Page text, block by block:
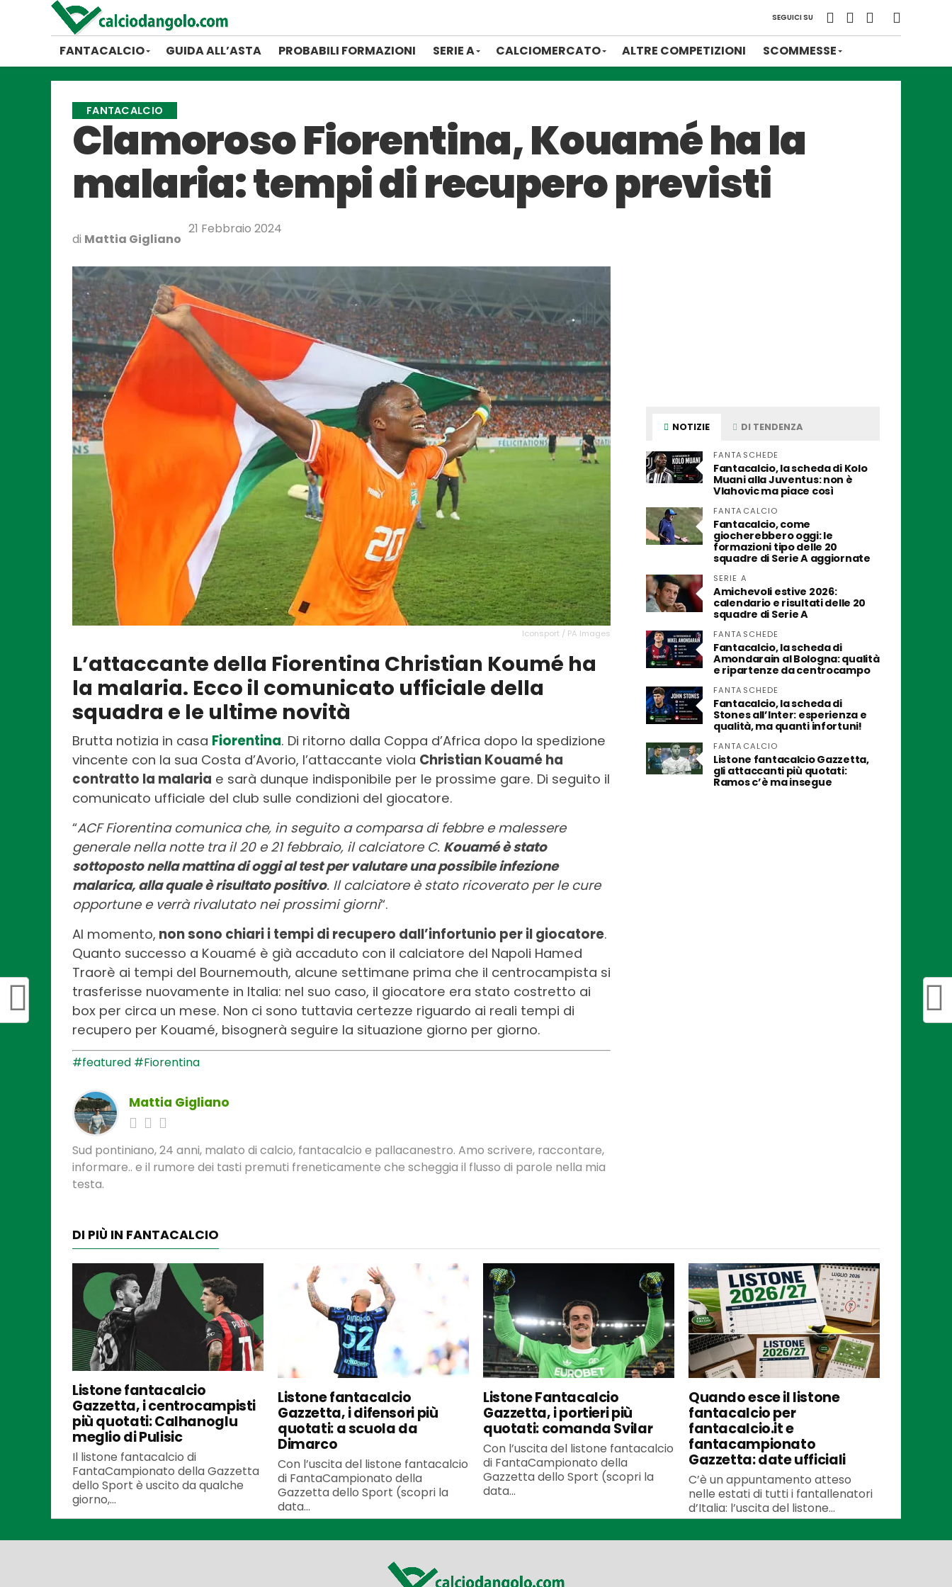
SEGUICI SU
FANTACALCIO GUIDA ALL’ASTA PROBABILI FORMAZIONI SERIE A CALCIOMERCATO ALTRE COMPETIZIONI SCOMMESSE
FANTACALCIO
Clamoroso Fiorentina, Kouamé ha la
malaria: tempi di recupero previsti
di Mattia Gigliano
21 Febbraio 2024
Iconsport / PA Images
L’attaccante della Fiorentina Christian Koumé ha
la malaria. Ecco il comunicato ufficiale della
squadra e le ultime novità
Brutta notizia in casa Fiorentina. Di ritorno dalla Coppa d’Africa dopo la spedizione
vincente con la sua Costa d’Avorio, l’attaccante viola Christian Kouamé ha
contratto la malaria e sarà dunque indisponibile per le prossime gare. Di seguito il
comunicato ufficiale del club sulle condizioni del giocatore.
“ACF Fiorentina comunica che, in seguito a comparsa di febbre e malessere
generale nella notte tra il 20 e 21 febbraio, il calciatore C. Kouamé è stato
sottoposto nella mattina di oggi al test per valutare una possibile infezione
malarica, alla quale è risultato positivo. Il calciatore è stato ricoverato per le cure
opportune e verrà rivalutato nei prossimi giorni“.
Al momento, non sono chiari i tempi di recupero dall’infortunio per il giocatore.
Quanto successo a Kouamé è già accaduto con il calciatore del Napoli Hamed
Traorè ai tempi del Bournemouth, alcune settimane prima che il centrocampista si
trasferisse nuovamente in Italia: nel suo caso, il giocatore era stato costretto ai
box per circa un mese. Non ci sono tuttavia certezze riguardo ai reali tempi di
recupero per Kouamé, bisognerà seguire la situazione giorno per giorno.
#featured #Fiorentina
Mattia Gigliano
Sud pontiniano, 24 anni, malato di calcio, fantacalcio e pallacanestro. Amo scrivere, raccontare,
informare.. e il rumore dei tasti premuti freneticamente che scheggia il flusso di parole nella mia
testa.
NOTIZIE DI TENDENZA
FANTASCHEDE
Fantacalcio, la scheda di Kolo
Muani alla Juventus: non è
Vlahovic ma piace così
FANTACALCIO
Fantacalcio, come
giocherebbero oggi: le
formazioni tipo delle 20
squadre di Serie A aggiornate
SERIE A
Amichevoli estive 2026:
calendario e risultati delle 20
squadre di Serie A
FANTASCHEDE
Fantacalcio, la scheda di
Amondarain al Bologna: qualità
e ripartenze da centrocampo
FANTASCHEDE
Fantacalcio, la scheda di
Stones all’Inter: esperienza e
qualità, ma quanti infortuni!
FANTACALCIO
Listone fantacalcio Gazzetta,
gli attaccanti più quotati:
Ramos c’è ma insegue
DI PIÙ IN FANTACALCIO
Listone fantacalcio
Gazzetta, i centrocampisti
più quotati: Calhanoglu
meglio di Pulisic
Il listone fantacalcio di
FantaCampionato della Gazzetta
dello Sport è uscito da qualche
giorno,...
Listone fantacalcio
Gazzetta, i difensori più
quotati: a scuola da
Dimarco
Con l’uscita del listone fantacalcio
di FantaCampionato della
Gazzetta dello Sport (scopri la
data...
Listone Fantacalcio
Gazzetta, i portieri più
quotati: comanda Svilar
Con l’uscita del listone fantacalcio
di FantaCampionato della
Gazzetta dello Sport (scopri la
data...
Quando esce il listone
fantacalcio per
fantacalcio.it e
fantacampionato
Gazzetta: date ufficiali
C’è un appuntamento atteso
nelle estati di tutti i fantallenatori
d’Italia: l’uscita del listone...